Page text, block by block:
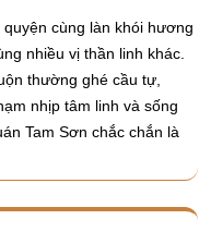
cùng làn khói hương
nhiều vị thần linh khác.
thường ghé cầu tự,
nhịp tâm linh và sống
Tam Sơn chắc chắn là